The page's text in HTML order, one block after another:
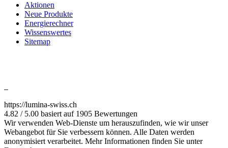
Aktionen
Neue Produkte
Energierechner
Wissenswertes
Sitemap
https://lumina-swiss.ch
4.82 / 5.00 basiert auf 1905 Bewertungen
Wir verwenden Web-Dienste um herauszufinden, wie wir unser
Webangebot für Sie verbessern können. Alle Daten werden
anonymisiert verarbeitet. Mehr Informationen finden Sie unter